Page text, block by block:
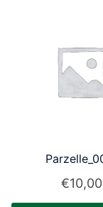
€10,00